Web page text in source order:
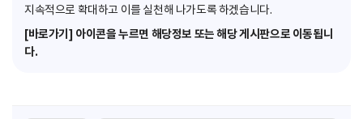
지속적으로 확대하고 이를 실천해 나가도록 하겠습니다.
[바로가기] 아이콘을 누르면 해당정보 또는 해당 게시판으로 이동됩니
다.